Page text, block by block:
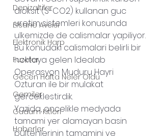
Denizaltilar
Efsane Avcisi
Elektronik Harp
Fuzeler
Gecen Hafta Neler Oldu
Gemiler
Gudum Kitleri
Haberler
dioksit (S-CO2) kullanan guc
uretim sistemleri konusunda
ulkemizde de calismalar yapiliyor.
Bu konudaki calismalari belirli bir
noktaya gelen Idealab
Operasyon Muduru Hayri
Ozturan ile bir mulakat
gerceklestirdik.
Yazida, oncelikle medyada
tamami yer alamayan basin
bultenlerinin tamamini ve